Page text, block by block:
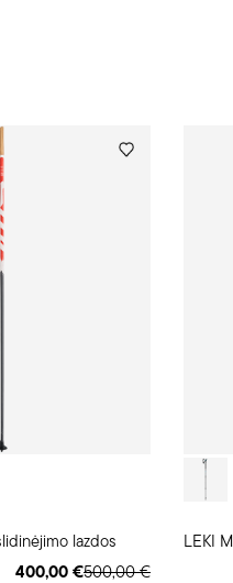
lazdos
500,00 €
400,00 €
LEKI